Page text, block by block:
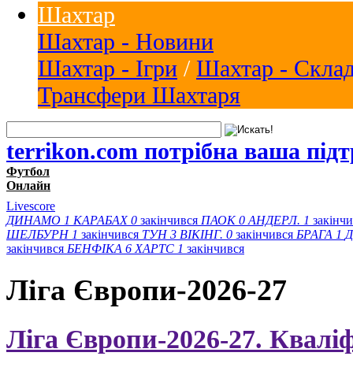
Шахтар
Шахтар - Новини
Шахтар - Ігри / Шахтар -
Трансфери Шахтаря
terrikon.com потрібна ваша
Футбол
Онлайн
Livescore
ДИНАМО 1 КАРАБАХ 0 закінчився ПАОК 0 АНДЕРЛ. 1
ШЕЛБУРН 1 закінчився ТУН 3 ВІКІНГ. 0 закінчився БРАГА 1
закінчився БЕНФІКА 6 ХАРТС 1 закінчився
Ліга Європи-2026-27
Ліга Європи-2026-27.